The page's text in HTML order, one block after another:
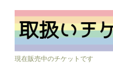
現在販売中のチケットです